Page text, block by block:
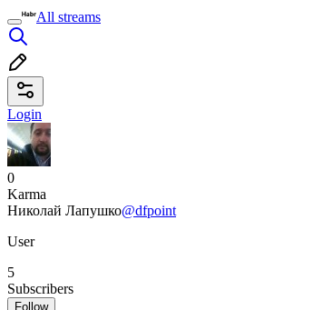
All streams
Login
0
Karma
Николай Лапушко@dfpoint
User
5
Subscribers
Follow